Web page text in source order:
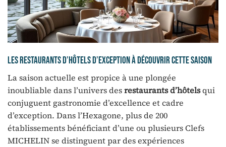
Les restaurants d’hôtels d’exception à découvrir cette saison
La saison actuelle est propice à une plongée
inoubliable dans l’univers desrestaurants d’hôtelsqui
conjuguent gastronomie d’excellence et cadre
d’exception. Dans l’Hexagone, plus de 200
établissements bénéficiant d’une ou plusieurs Clefs
MICHELIN se distinguent par des expériences